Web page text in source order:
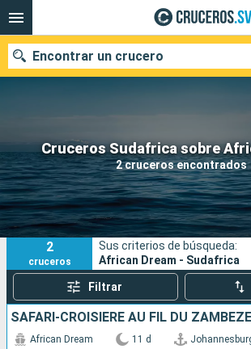
Cruceros Sudafrica sobre
2 cruceros encontrados
Encontrar un crucero
Nuestros destinos
Fecha de salida
Puertos
Buscar
2
cruceros
Sus criterios de búsqueda:
African Dream - Sudafrica
Filtrar
African Dream 11 d